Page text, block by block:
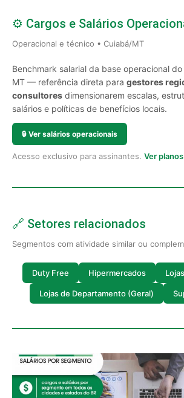
⚙️ Cargos e Salários
Operacional e técnico • Cuiabá/MT
Benchmark salarial da base operacional
MT — referência direta para gestores
consultores dimensionarem escalas,
salários e políticas de benefícios locais.
🔒 Ver salários operacionais
Acesso exclusivo para assinantes. Ver
🔗 Setores relacionados
Segmentos com atividade similar ou
Duty Free Hipermercados
Lojas de Departamento (Geral)